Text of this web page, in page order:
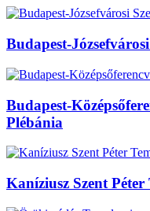
Budapest-
Budapest-
Plébánia
Kaníziusz Szent